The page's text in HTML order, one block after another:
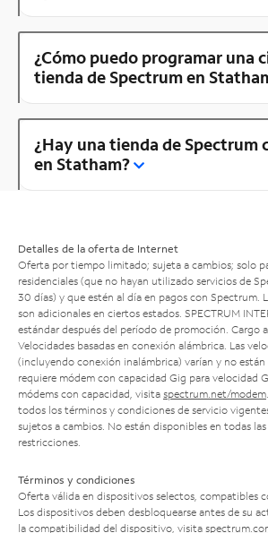
¿Cómo puedo programar una
tienda de Spectrum en
¿Hay una tienda de Spectrum
en Statham?
Detalles de la oferta de Internet
Oferta por tiempo limitado; sujeta a cambios; solo
residenciales (que no hayan utilizado servicios de
30 días) y que estén al día en pagos con Spectrum.
son adicionales en ciertos estados. SPECTRUM
estándar después del período de promoción. Cargo
Velocidades basadas en conexión alámbrica. Las
(incluyendo conexión inalámbrica) varían y no están
requiere módem con capacidad Gig para velocidad
módems con capacidad, visita spectrum.net/modem
todos los términos y condiciones de servicio
sujetos a cambios. No están disponibles en todas las
restricciones.
Términos y condiciones
Oferta válida en dispositivos selectos, compatibles
Los dispositivos deben desbloquearse antes de su
la compatibilidad del dispositivo, visita